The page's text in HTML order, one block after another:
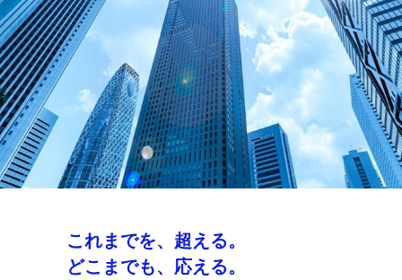
シ
ョ
ン
これまでを、超える。
どこまでも、応える。